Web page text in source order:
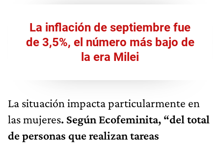
La inflación de septiembre fue
de 3,5%, el número más bajo de
la era Milei
La situación impacta particularmente en
las mujeres. Según Ecofeminita, “del total
de personas que realizan tareas